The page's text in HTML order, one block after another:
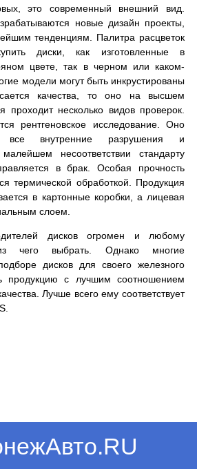
это современный внешний вид.
новые дизайн проекты,
тенденциям. Палитра расцветок
диски, как изготовленные в
цвете, так в черном или каком-
модели могут быть инкрустированы
качества, то оно на высшем
проходит несколько видов проверок.
рентгеновское исследование. Оно
все внутренние разрушения и
несоответствии стандарту
в брак. Особая прочность
термической обработкой. Продукция
в картонные коробки, а лицевая
слоем.
дисков огромен и любому
чего выбрать. Однако многие
дисков для своего железного
продукцию с лучшим соотношением
Лучше всего ему соответствует